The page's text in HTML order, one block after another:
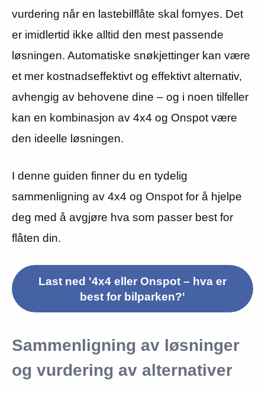
vurdering når en lastebilflåte skal fornyes. Det
er imidlertid ikke alltid den mest passende
løsningen. Automatiske snøkjettinger kan være
et mer kostnadseffektivt og effektivt alternativ,
avhengig av behovene dine – og i noen tilfeller
kan en kombinasjon av 4x4 og Onspot være
den ideelle løsningen.
I denne guiden finner du en tydelig
sammenligning av 4x4 og Onspot for å hjelpe
deg med å avgjøre hva som passer best for
flåten din.
Last ned '4x4 eller Onspot – hva er
best for bilparken?'
Sammenligning av løsninger
og vurdering av alternativer